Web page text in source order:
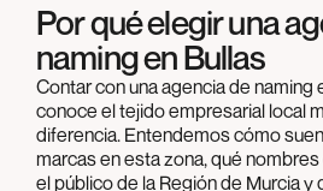
Por qué elegir una
naming en Bullas
Contar con una agencia de naming
conoce el tejido empresarial local
diferencia. Entendemos cómo
marcas en esta zona, qué
el público de la Región de Murcia y